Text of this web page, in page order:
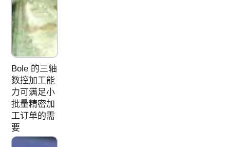
Bole 的三轴
数控加工能
力可满足小
批量精密加
工订单的需
要